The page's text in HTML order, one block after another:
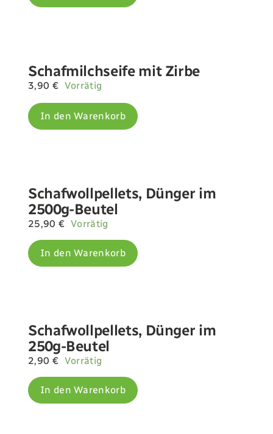
Schafmilchseife mit Zirbe
3,90 € Vorrätig
In den Warenkorb
Schafwollpellets, Dünger im
2500g-Beutel
25,90 € Vorrätig
In den Warenkorb
Schafwollpellets, Dünger im
250g-Beutel
2,90 € Vorrätig
In den Warenkorb